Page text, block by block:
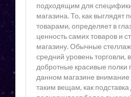
подходящим для специфики
магазина. То, как выглядят
товарами, определяет в
ценность самих товаров и
магазину. Обычные
средний уровень торговли,
добротные красивые полки
данном магазине внимание
таким вещам, как подставка